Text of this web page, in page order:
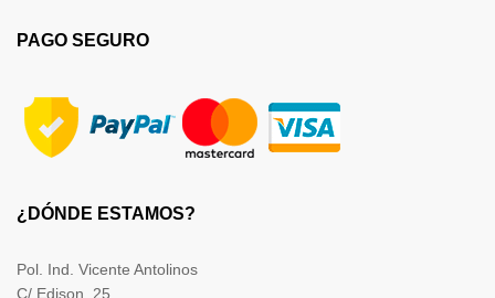
PAGO SEGURO
¿DÓNDE ESTAMOS?
Pol. Ind. Vicente Antolinos
C/ Edison, 25